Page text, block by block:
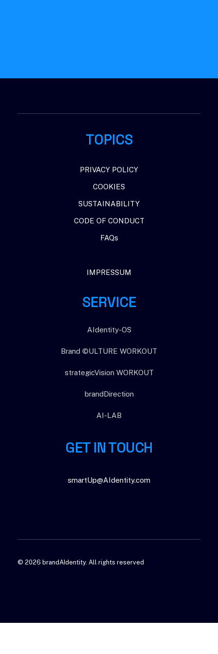
TOPICS
PRIVACY POLICY
COOKIES
SUSTAINABILITY
CODE OF CONDUCT
FAQs
IMPRESSUM
SERVICE
AIdentity-OS
Brand ©ULTURE WORKOUT
strategicVision WORKOUT
brandDirection
AI-LAB
GET IN TOUCH
smartUp@AIdentity.com
© 2026 brandAIdentity. All rights reserved